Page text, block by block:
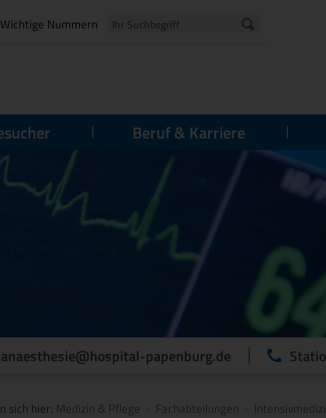
Wichtige Nummern
Beruf & Karriere
anaesthesie@hospital-papenburg.de
sich hier: Medizin & Pflege Fachabteilungen